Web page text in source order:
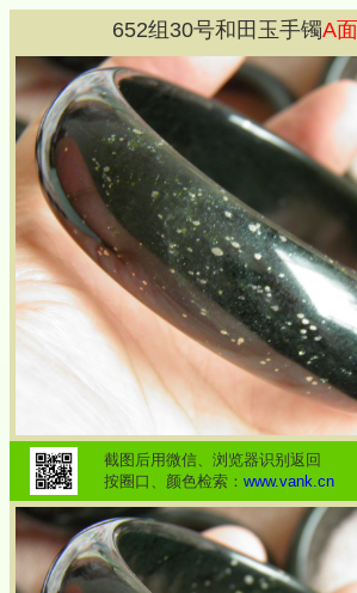
652组 30号和田玉手镯A面
截图后用微信、浏览器识别返回
按圈口、颜色检索： www.vank.cn